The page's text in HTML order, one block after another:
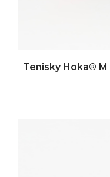
Tenisky Hoka® M